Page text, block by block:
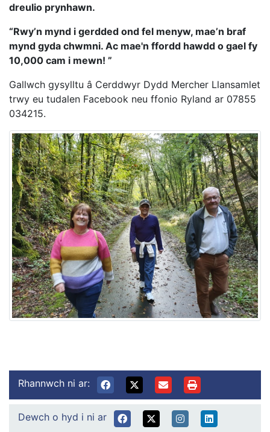
dreulio prynhawn.
“Rwy’n mynd i gerdded ond fel menyw, mae’n braf
mynd gyda chwmni. Ac mae'n ffordd hawdd o gael fy
10,000 cam i mewn! ”
Gallwch gysylltu â Cerddwyr Dydd Mercher Llansamlet
trwy eu tudalen Facebook neu ffonio Ryland ar 07855
034215.
Rhannwch ni ar:
Dewch o hyd i ni ar